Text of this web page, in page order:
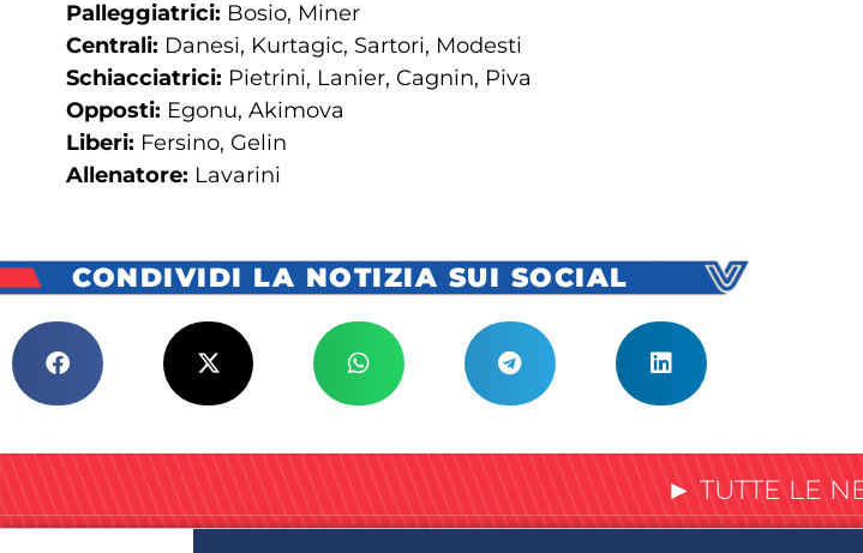
Palleggiatrici: Bosio, Miner
Centrali: Danesi, Kurtagic, Sartori, Modesti
Schiacciatrici: Pietrini, Lanier, Cagnin, Piva
Opposti: Egonu, Akimova
Liberi: Fersino, Gelin
Allenatore: Lavarini
CONDIVIDI LA NOTIZIA SUI SOCIAL
► TUTTE LE